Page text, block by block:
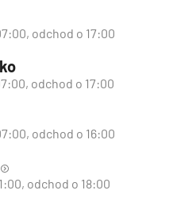
odchod o 17:00
odchod o 17:00
odchod o 16:00
odchod o 18:00